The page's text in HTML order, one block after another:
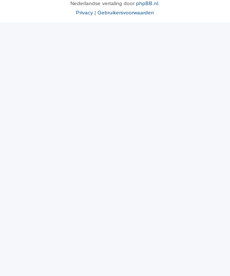
Nederlandse vertaling doorphpBB.nl
Privacy | Gebruikersvoorwaarden